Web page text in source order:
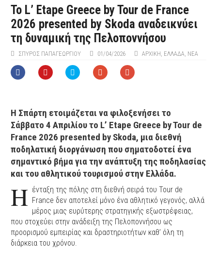
Το L’ Etape Greece by Tour de France
2026 presented by Skoda αναδεικνύει
τη δυναμική της Πελοποννήσου
ΣΠΎΡΟΣ ΠΑΠΑΓΕΩΡΓΊΟΥ 01/04/2026 ΑΡΧΙΚΉ, ΕΛΛΑΔΑ, ΝΕΑ
Η Σπάρτη ετοιμάζεται να φιλοξενήσει το
Σάββατο 4 Απριλίου το L’ Etape Greece by Tour de
France 2026 presented by Skoda, μια διεθνή
ποδηλατική διοργάνωση που σηματοδοτεί ένα
σημαντικό βήμα για την ανάπτυξη της ποδηλασίας
και του αθλητικού τουρισμού στην Ελλάδα.
Η ένταξη της πόλης στη διεθνή σειρά του Tour de
France δεν αποτελεί μόνο ένα αθλητικό γεγονός, αλλά
μέρος μιας ευρύτερης στρατηγικής εξωστρέφειας,
που στοχεύει στην ανάδειξη της Πελοποννήσου ως
προορισμού εμπειρίας και δραστηριοτήτων καθ’ όλη τη
διάρκεια του χρόνου.